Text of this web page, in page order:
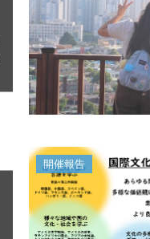
開催報告